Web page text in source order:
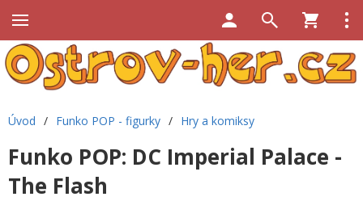
Úvod / Funko POP - figurky / Hry a komiksy
Funko POP: DC Imperial Palace -
The Flash